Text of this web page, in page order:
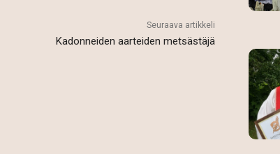
Seuraava artikkeli
Kadonneiden aarteiden metsästäjä